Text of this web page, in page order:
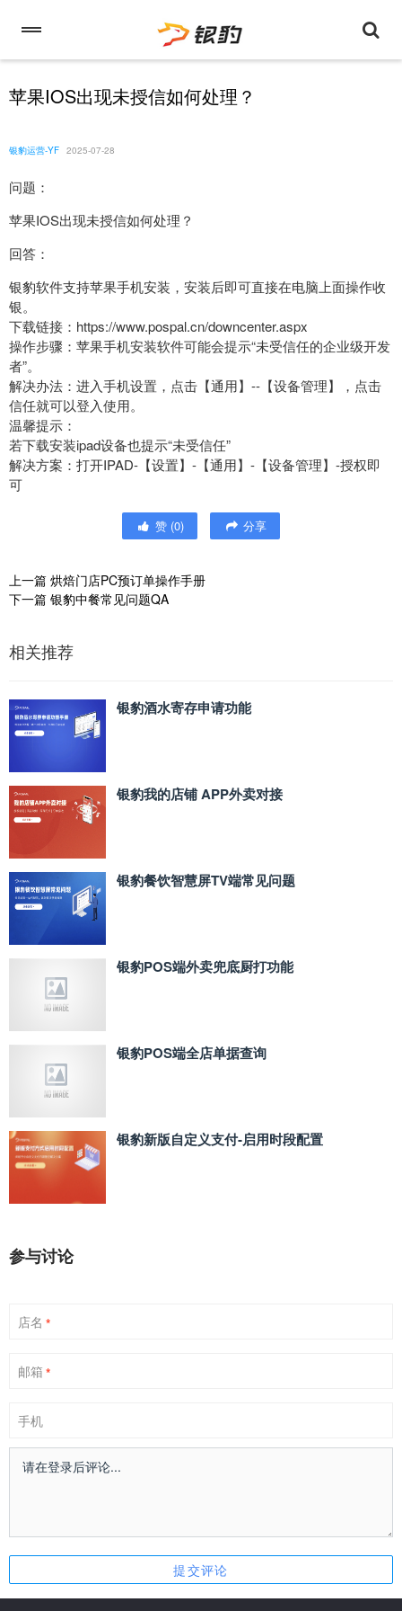
苹果IOS出现未授信如何处理？
银豹运营-YF 2025-07-28
问题：
苹果IOS出现未授信如何处理？
回答：
银豹软件支持苹果手机安装，安装后即可直接在电脑上面操作收
银。
下载链接：https://www.pospal.cn/downcenter.aspx
操作步骤：苹果手机安装软件可能会提示“未受信任的企业级开发
者”。
解决办法：进入手机设置，点击【通用】--【设备管理】，点击
信任就可以登入使用。
温馨提示：
若下载安装ipad设备也提示“未受信任”
解决方案：打开IPAD-【设置】-【通用】-【设备管理】-授权即
可
赞 (0) 分享
上一篇 烘焙门店PC预订单操作手册
下一篇 银豹中餐常见问题QA
相关推荐
银豹酒水寄存申请功能
银豹我的店铺 APP外卖对接
银豹餐饮智慧屏TV端常见问题
银豹POS端外卖兜底厨打功能
银豹POS端全店单据查询
银豹新版自定义支付‑启用时段配置
参与讨论
店名 *
邮箱 *
手机